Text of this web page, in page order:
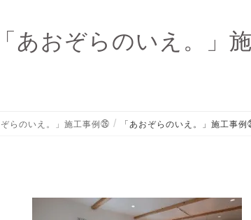
「あおぞらのいえ。」
ぞらのいえ。」施工事例㉖ 「あおぞらのいえ。」施工事